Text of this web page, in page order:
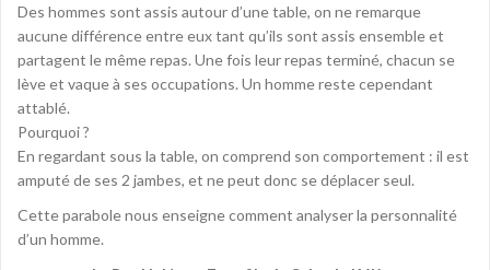
Des hommes sont assis autour d’une table, on ne remarque
aucune différence entre eux tant qu’ils sont assis ensemble et
partagent le même repas. Une fois leur repas terminé, chacun se
lève et vaque à ses occupations. Un homme reste cependant
attablé.
Pourquoi ?
En regardant sous la table, on comprend son comportement : il est
amputé de ses 2 jambes, et ne peut donc se déplacer seul.
Cette parabole nous enseigne comment analyser la personnalité
d’un homme.